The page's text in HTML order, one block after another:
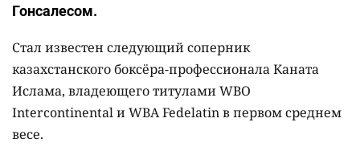
Гонсалесом.
Стал известен следующий соперник
казахстанского боксёра-профессионала Каната
Ислама, владеющего титулами WBO
Intercontinental и WBA Fedelatin в первом среднем
весе.